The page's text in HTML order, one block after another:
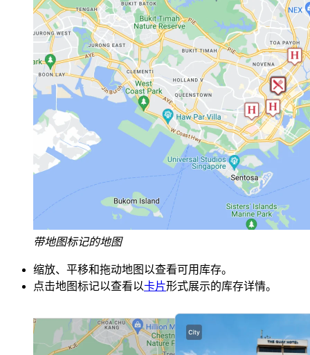
带地图标记的地图
缩放、平移和拖动地图以查看可用库存。
点击地图标记以查看以卡片形式展示的库存详情。